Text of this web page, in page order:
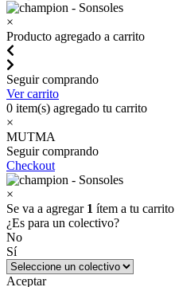
×
Producto agregado a carrito
Seguir comprando
Ver carrito
0 item(s) agregado tu carrito
×
MUTMA
Seguir comprando
Checkout
×
Se va a agregar 1 ítem a tu carrito
¿Es para un colectivo?
No
Sí
Aceptar